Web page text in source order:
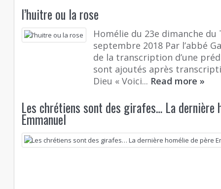
l’huitre ou la rose
Homélie du 23e dimanche du
septembre 2018 Par l’abbé
de la transcription d’une
sont ajoutés après
Dieu « Voici... Read more»
Les chrétiens sont des girafes… La dernière
Emmanuel